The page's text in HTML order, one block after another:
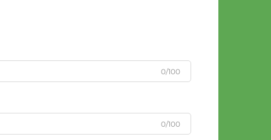
0/100
0/100